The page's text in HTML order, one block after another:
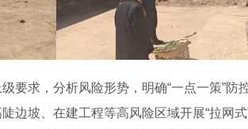
要求，分析风险形势，明确“一点一策”防
边坡、在建工程等高风险区域开展“拉网